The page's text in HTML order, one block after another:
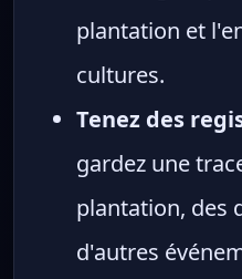
plantation et
cultures.
Tenez des
gardez une
plantation, des
d'autres